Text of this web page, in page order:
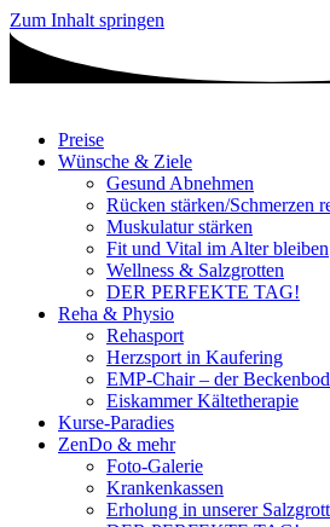
Zum Inhalt springen
Preise
Wünsche & Ziele
Gesund Abnehmen
Rücken stärken/Schmerzen
Muskulatur stärken
Fit und Vital im Alter bleiben
Wellness & Salzgrotten
DER PERFEKTE TAG!
Reha & Physio
Rehasport
Herzsport in Kaufering
EMP-Chair – der
Eiskammer Kältetherapie
Kurse-Paradies
ZenDo & mehr
Foto-Galerie
Krankenkassen
Erholung in unserer